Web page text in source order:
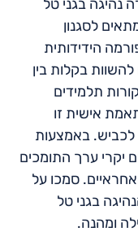
נהיגה בגני טל
לסגנון
הידידותית
בקלות בין
תלמידים
אישית זו
לכביש. באמצעות
יקרי ערך התומכים
סמכו על
בגני טל
ומהנה.